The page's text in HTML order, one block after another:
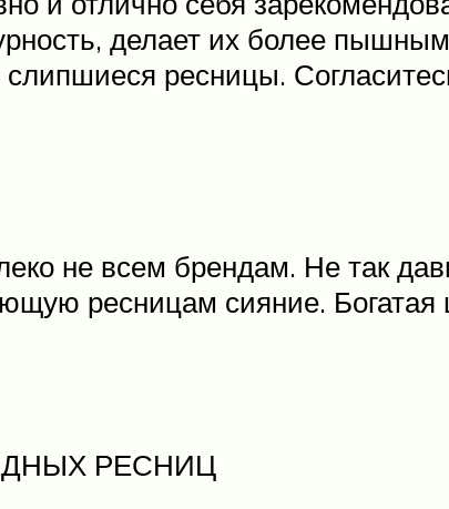
делает их более
ресницы.
не всем брендам. Не так
ресницам сияние.
РЕСНИЦ